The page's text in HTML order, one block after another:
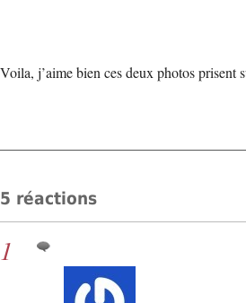
Voila, j’aime bien ces deux photos
5 réactions
1